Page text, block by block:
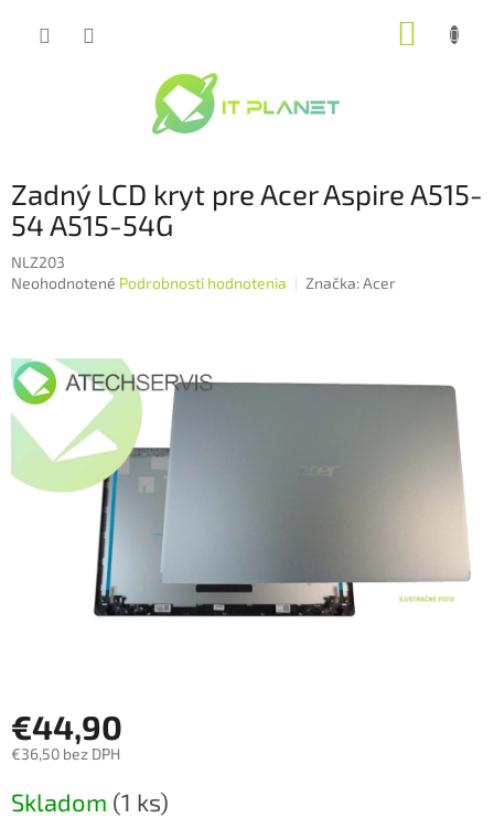
Zadný LCD kryt pre Acer Aspire A515-
54 A515-54G
NLZ203
Priemerné
0,0
z
hviezdičiek.
Neohodnotené Podrobnosti hodnotenia Značka:Acer
€44,90
€36,50 bez DPH
cena:
Skladom (1 ks)